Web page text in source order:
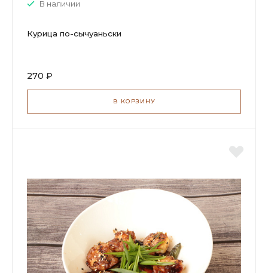
В наличии
Курица по-сычуаньски
270 ₽
В КОРЗИНУ